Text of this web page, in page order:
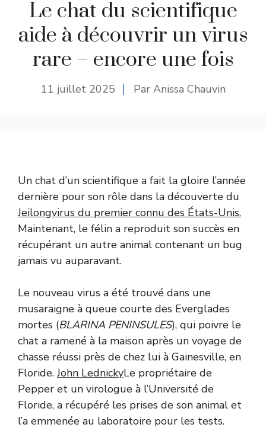
Le chat du scientifique
aide à découvrir un virus
rare – encore une fois
11 juillet 2025 Par Anissa Chauvin
Un chat d’un scientifique a fait la gloire l’année
dernière pour son rôle dans la découverte du
Jeilongvirus du premier connu des États-Unis.
Maintenant, le félin a reproduit son succès en
récupérant un autre animal contenant un bug
jamais vu auparavant.
Le nouveau virus a été trouvé dans une
musaraigne à queue courte des Everglades
mortes (BLARINA PENINSULES), qui poivre le
chat a ramené à la maison après un voyage de
chasse réussi près de chez lui à Gainesville, en
Floride.John LednickyLe propriétaire de
Pepper et un virologue à l’Université de
Floride, a récupéré les prises de son animal et
l’a emmenée au laboratoire pour les tests.